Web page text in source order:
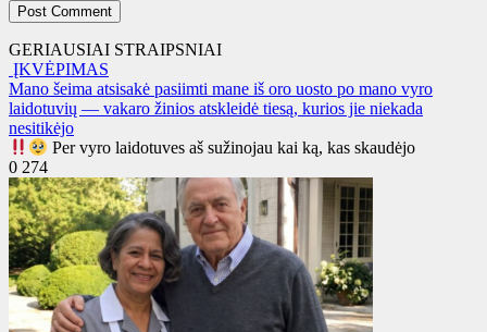
GERIAUSIAI STRAIPSNIAI
ĮKVĖPIMAS
Mano šeima atsisakė pasiimti mane iš oro uosto po mano vyro
laidotuvių — vakaro žinios atskleidė tiesą, kurios jie niekada
nesitikėjo
Per vyro laidotuves aš sužinojau kai ką, kas skaudėjo
0 274